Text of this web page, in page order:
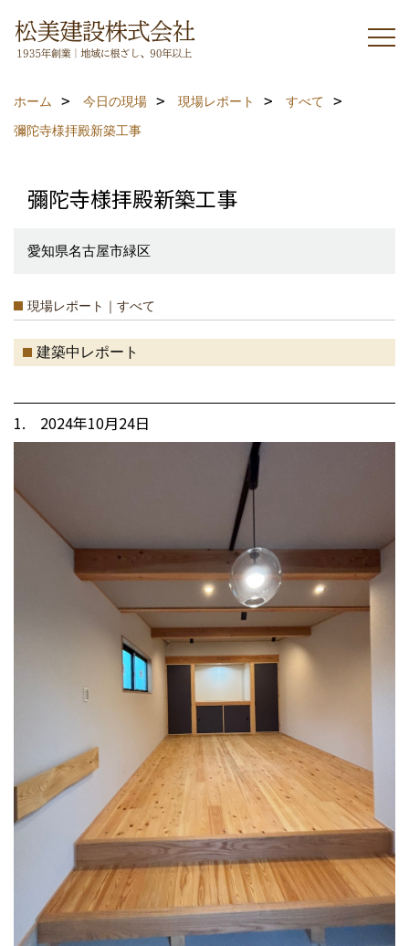
ホーム 今日の現場 現場レポート
すべて
彌陀寺様拝殿新築工事
彌陀寺様拝殿新築工事
愛知県名古屋市緑区
現場レポート｜すべて
建築中レポート
1. 2024年10月24日